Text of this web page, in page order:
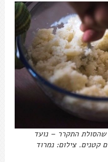
שהסולת התקרר – נועד
קטנים. צילום: נמרוד